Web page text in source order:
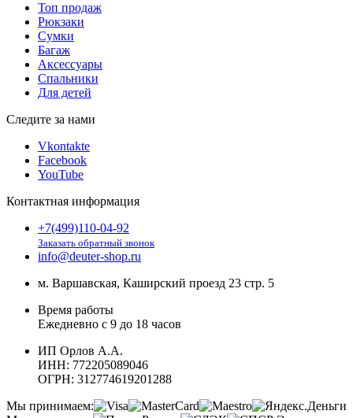
Топ продаж
Рюкзаки
Сумки
Багаж
Аксессуары
Спальники
Для детей
Следите за нами
Vkontakte
Facebook
YouTube
Контактная информация
+7(499)110-04-92
Заказать обратный звонок
info@deuter-shop.ru
м. Варшавская, Каширский проезд 23 стр. 5
Время работы
Ежедневно с 9 до 18 часов
ИП Орлов А.А.
ИНН: 772205089046
ОГРН: 312774619201288
Мы принимаем: